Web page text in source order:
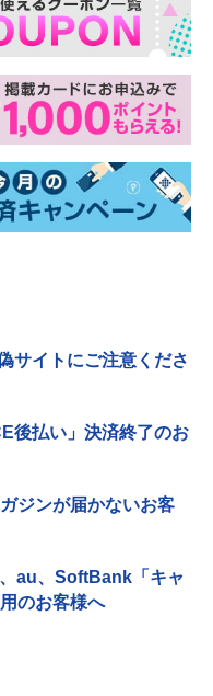
サイトにご注意くださ
後払い」決済終了のお
ジンが届かないお客
au、SoftBank「キャ
のお客様へ